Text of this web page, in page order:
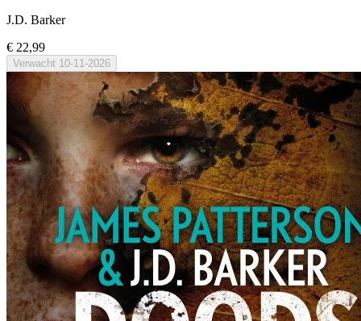
J.D. Barker
€ 22,99
Verwacht 10-11-2026